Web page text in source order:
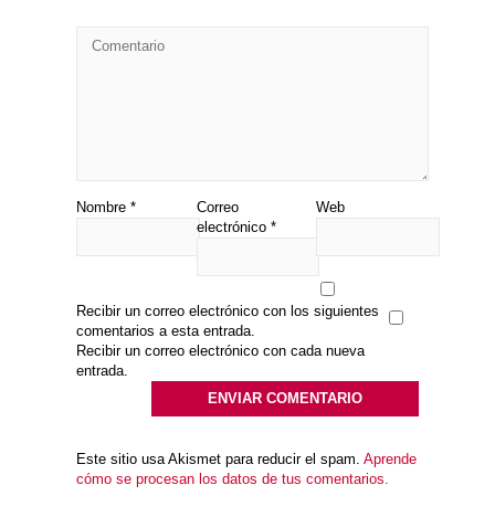
Nombre *
Correo
electrónico *
Web
Recibir un correo electrónico con los siguientes
comentarios a esta entrada.
Recibir un correo electrónico con cada nueva
entrada.
Este sitio usa Akismet para reducir el spam. Aprende
cómo se procesan los datos de tus comentarios.